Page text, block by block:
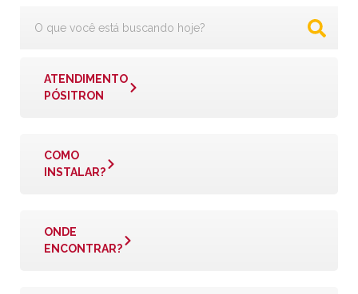
ATENDIMENTO
PÓSITRON
COMO
INSTALAR?
ONDE
ENCONTRAR?